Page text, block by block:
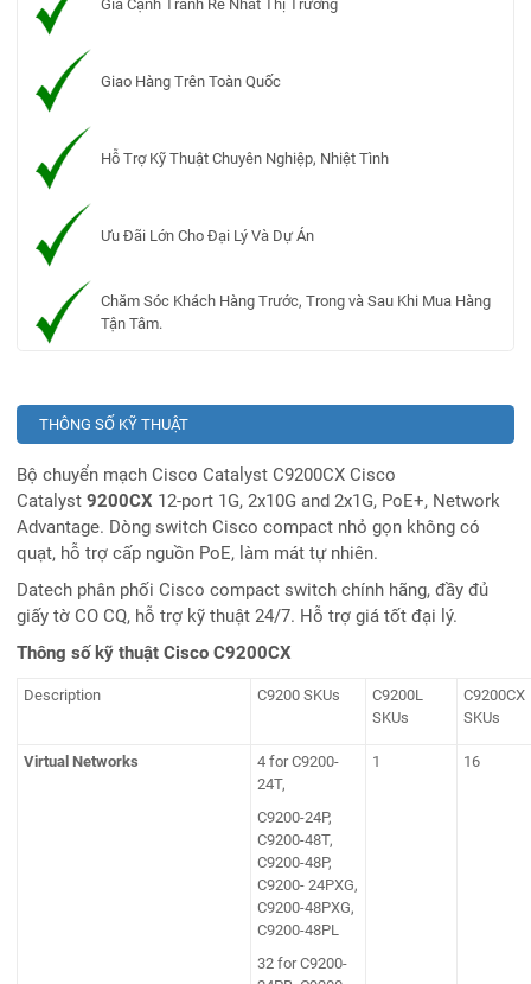
Giá Cạnh Tranh Rẻ Nhất Thị Trường
Giao Hàng Trên Toàn Quốc
Hỗ Trợ Kỹ Thuật Chuyên Nghiệp, Nhiệt Tình
Ưu Đãi Lớn Cho Đại Lý Và Dự Án
Chăm Sóc Khách Hàng Trước, Trong và Sau Khi Mua Hàng
Tận Tâm.
THÔNG SỐ KỸ THUẬT
Bộ chuyển mạch Cisco Catalyst C9200CX Cisco
Catalyst9200CX 12-port 1G, 2x10G and 2x1G, PoE+, Network
Advantage. Dòng switch Cisco compact nhỏ gọn không có
quạt, hỗ trợ cấp nguồn PoE, làm mát tự nhiên.
Datech phân phối Cisco compact switch chính hãng, đầy đủ
giấy tờ CO CQ, hỗ trợ kỹ thuật 24/7. Hỗ trợ giá tốt đại lý.
Thông số kỹ thuật Cisco C9200CX
Description C9200 SKUs
C9200L
SKUs
C9200CX
SKUs
Virtual Networks
4 for C9200-
24T,
C9200-24P,
C9200-48T,
C9200-48P,
C9200- 24PXG,
C9200-48PXG,
C9200-48PL
32 for C9200-
1 16